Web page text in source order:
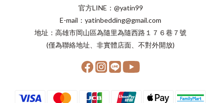
官方LINE：@yatin99
E-mail：yatinbedding@gmail.com
地址：高雄市岡山區為隨里為隨西路１７６巷７號
(僅為聯絡地址、非實體店面、不對外開放)